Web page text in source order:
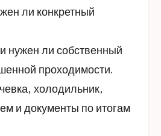
ли конкретный
нужен ли собственный
проходимости.
холодильник,
и документы по итогам